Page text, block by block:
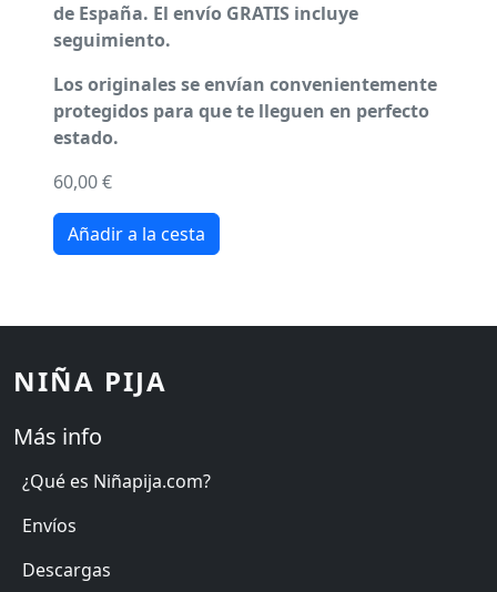
de España. El envío GRATIS incluye
seguimiento.
Los originales se envían convenientemente
protegidos para que te lleguen en perfecto
estado.
60,00 €
NIÑA PIJA
Más info
¿Qué es Niñapija.com?
Envíos
Descargas